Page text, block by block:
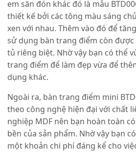
em săn đón khác đó là mẫu
thiết kế bởi các tông màu sáng
xen với nhau. Thêm vào đó để
sử dụng bàn trang điểm còn
tủ riêng biệt. Nhờ vậy bạn có thể
trang điểm để làm đẹp vừa để
dụng khác.
Ngoài ra, bàn trang điểm mini
theo công nghệ hiện đại với chất
nghiệp MDF nên bạn hoàn toàn
bền của sản phẩm. Nhờ vậy bạn
một khoản chi phí đáng kể cho